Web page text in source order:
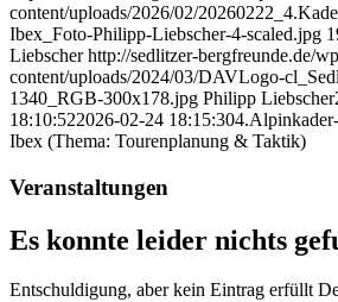
content/uploads/2026/02/
Ibex_Foto-Philipp-Liebscher-4-scaled.jpg
Liebscher http://sedlitzer-bergfreunde.de/
content/uploads/2024/03/DAVLogo-
1340_RGB-300x178.jpg Philipp Liebscher
18:10:522026-02-24 18:15:30
Ibex (Thema: Tourenplanung & Taktik)
Veranstaltungen
Es konnte leider nichts
Entschuldigung, aber kein Eintrag erfüllt